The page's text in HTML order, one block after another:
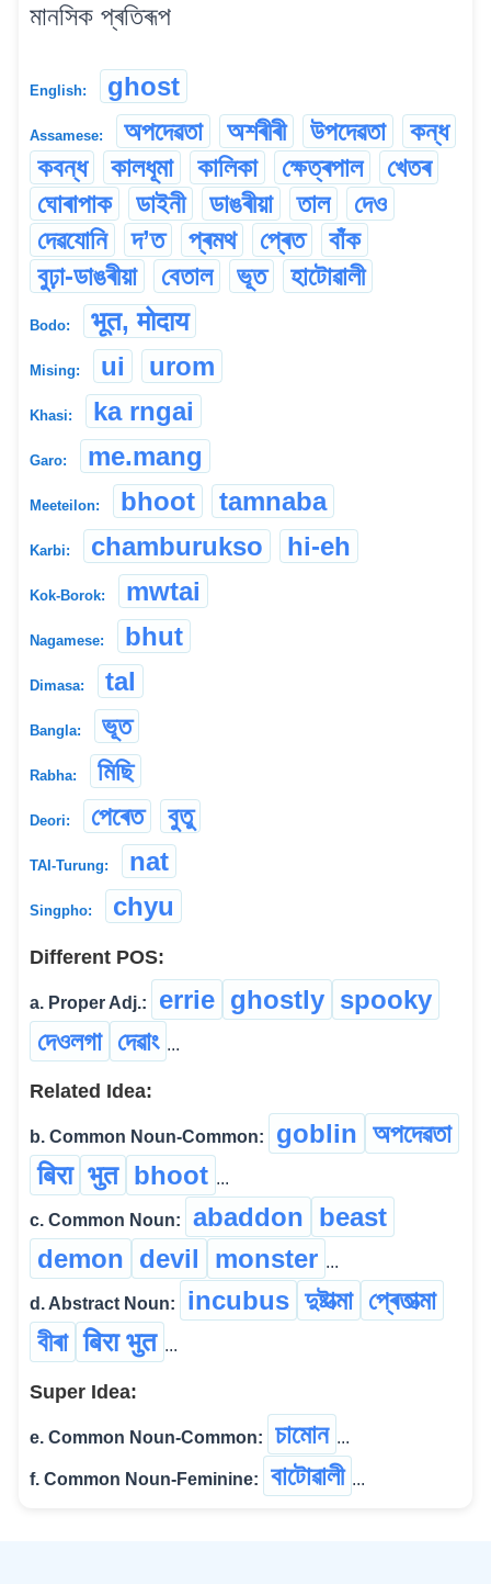
মানসিক প্ৰতিৰূপ
English: ghost
Assamese: অপদেৱতা অশৰীৰী উপদেৱতা
কন্ধ
কবন্ধ
কালধূমা কালিকা ক্ষেত্ৰপাল
খেতৰ
ঘোৰাপাক
ডাইনী ডাঙৰীয়া তাল
দেও
দেৱযোনি
দ’ত প্ৰমথ প্ৰেত
বাঁক
বুঢ়া-ডাঙৰীয়া
বেতাল ভূত হাটোৱালী
Bodo: भूत, मोदाय
Mising: ui urom
Khasi: ka rngai
Garo: me.mang
Meeteilon: bhoot tamnaba
Karbi: chamburukso hi-eh
Kok-Borok: mwtai
Nagamese: bhut
Dimasa: tal
Bangla: ভূত
Rabha: মিছি
Deori: পেৰেত বুতু
TAI-Turung: nat
Singpho: chyu
Different POS:
a. Proper Adj.: errie ghostly spooky
দেওলগা দেৱাং ...
Related Idea:
b. Common Noun-Common: goblin অপদেৱতা
बिरा भुत bhoot ...
c. Common Noun: abaddon beast
demon devil monster ...
d. Abstract Noun: incubus দুষ্টাত্মা প্ৰেতাত্মা
বীৰা बिरा भुत ...
Super Idea:
e. Common Noun-Common: চামোন ...
f. Common Noun-Feminine: বাটোৱালী ...